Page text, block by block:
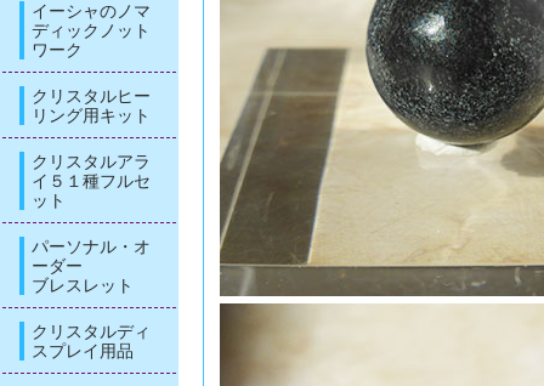
イーシャのノマ
ディックノット
ワーク
クリスタルヒー
リング用キット
クリスタルアラ
イ５１種フルセ
ット
パーソナル・オ
ーダー
ブレスレット
クリスタルディ
スプレイ用品